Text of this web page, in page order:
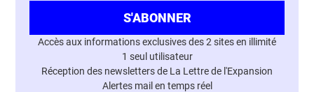
S'ABONNER
Accès aux informations exclusives des 2 sites en illimité
1 seul utilisateur
Réception des newsletters de La Lettre de l'Expansion
Alertes mail en temps réel